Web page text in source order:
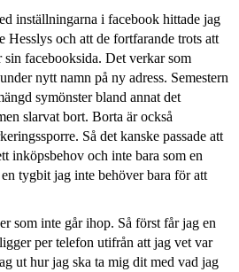
inställningarna i facebook hittade jag
Hesslys och att de fortfarande trots att
facebooksida. Det verkar som
nytt namn på ny adress. Semestern
symönster bland annat det
slarvat bort. Borta är också
Så det kanske passade att
inköpsbehov och inte bara som en
tygbit jag inte behöver bara för att
som inte går ihop. Så först får jag en
per telefon utifrån att jag vet var
ut hur jag ska ta mig dit med vad jag